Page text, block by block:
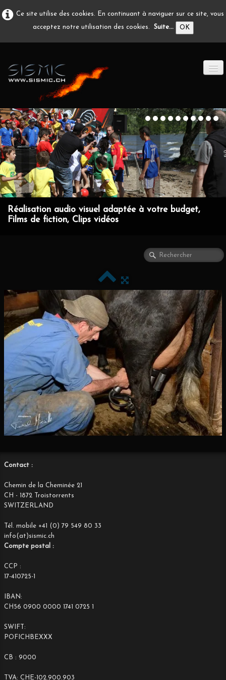
Ce site utilise des cookies. En continuant à naviguer sur ce site, vous
acceptez notre utilisation des cookies. Suite... OK
ACCUEIL
PRODUCTION A/V
DÉVELOPPEMENT
EN IMAGE
CONTACT
Réalisation audio visuel adaptée à votre budget,
Films de fiction, Clips vidéos
Contact :
Chemin de la Cheminée 21
CH - 1872 Troistorrents
SWITZERLAND
Tél. mobile +41 (0) 79 549 80 33
info(at)sismic.ch
Compte postal :
CCP :
17-410725-1
IBAN:
CH56 0900 0000 1741 0725 1
SWIFT:
POFICHBEXXX
CB : 9000
TVA: CHE-102.900.903